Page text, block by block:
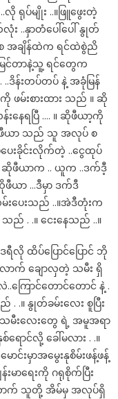
ရုပ်မျိုး ..။ဖြူဖွေးတဲ့
..နှာတံပေါ်ပေါ် နွုတ်
အချိန်ထဲက ရင်ထဲစွဲညိ
ြင်တာနဲ့သူ့ ရင်တွေက
န်းတပ်တပ် နဲ့ အခုံမြန်
းစားထား သည် ။ ဆို
ေရပြီ …. ။ ဆိုဖီယာ့ကို
ဖီယာ သည် သူ အလုပ် စ
ေးခိုင်းလိုက်တဲ့ ..ငွေထုပ်
ဆိုဖီယာက .. ယူက ..ဒက်ဒီ့
ာ …ဒီမှာ ဒက်ဒီ
ပေးသည် ..။အဲဒီတုံးက
. .။ ငေးနေသည် ..။
လို ထိပ်ပြောင်ပြောင် ဘို
ာက် ချောလှတဲ့ သမီး ရှိ
ကြောင်တောင်တောင် နဲ့ .
. .။ နွုတ်ခမ်းလေး စူပြီး
သမီးလေးတွေ ရဲ့ အမူအရာ
ာင်လို့ ခေါ်မလား . .။
ာင်းမှာအမွေးနုစိမ်းဖန့်ဖန့်
ရေးကို ဂရုစိုက်ပြီး
ောက် သူတို့ အိမ်မှ အလုပ်ရှိ